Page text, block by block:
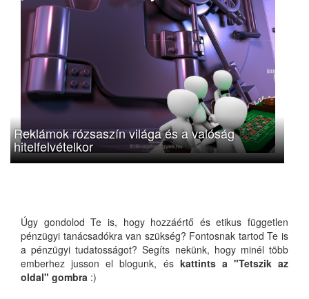
Reklámok rózsaszín világa és a valóság
hitelfelvételkor
Úgy gondolod Te is, hogy hozzáértő és etikus független
pénzügyi tanácsadókra van szükség? Fontosnak tartod Te is
a pénzügyi tudatosságot? Segíts nekünk, hogy minél több
emberhez jusson el blogunk, és kattints a "Tetszik az
oldal" gombra :)